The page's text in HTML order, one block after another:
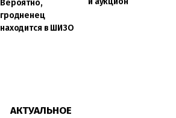
Вероятно,
гродненец
находится в ШИЗО
АКТУАЛЬНОЕ